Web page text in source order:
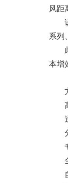
风距
系列
本增